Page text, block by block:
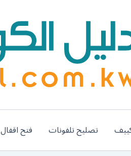
تصليح تلفونات فتح اقفال